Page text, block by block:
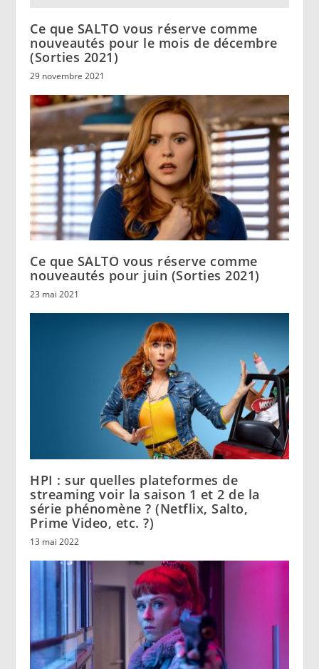
Ce que SALTO vous réserve comme
nouveautés pour le mois de décembre
(Sorties 2021)
29 novembre 2021
Ce que SALTO vous réserve comme
nouveautés pour juin (Sorties 2021)
23 mai 2021
HPI : sur quelles plateformes de
streaming voir la saison 1 et 2 de la
série phénomène ? (Netflix, Salto,
Prime Video, etc. ?)
13 mai 2022